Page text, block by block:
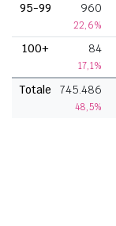
95-99 960
22,6%
100+ 84
17,1%
Totale 745.486
48,5%